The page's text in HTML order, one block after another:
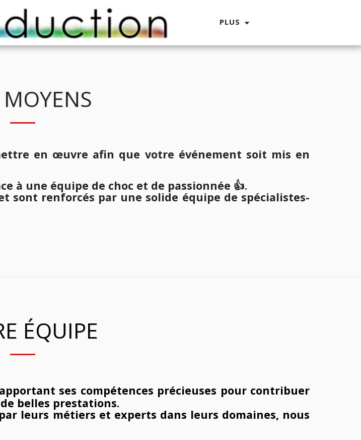
PLUS
en œuvre afin que votre événement soit mis en
à une équipe de choc et de passionnée 👍.
sont renforcés par une solide équipe de spécialistes-
ÉQUIPE
ses compétences précieuses pour contribuer
belles prestations.
leurs métiers et experts dans leurs domaines, nous